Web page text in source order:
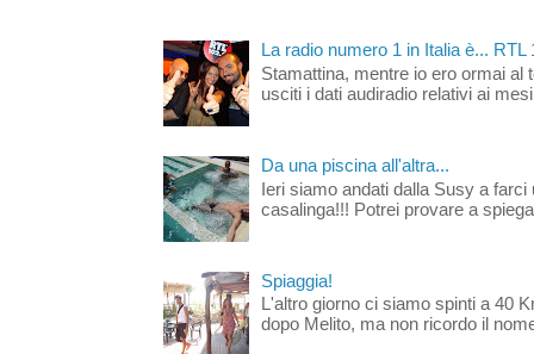
La radio numero 1 in Italia è... RTL
Stamattina, mentre io ero ormai al
usciti i dati audiradio relativi ai
Da una piscina all'altra...
Ieri siamo andati dalla Susy a
casalinga!!! Potrei provare a
Spiaggia!
L'altro giorno ci siamo spinti a 40
dopo Melito, ma non ricordo il